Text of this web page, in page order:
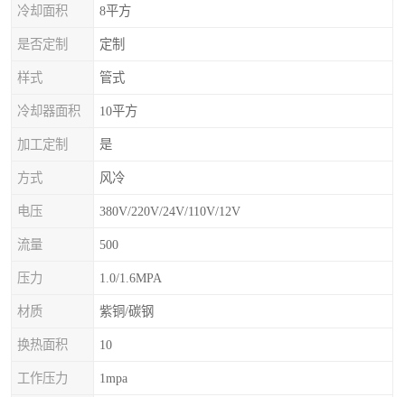
冷却面积 8平方
是否定制 定制
样式 管式
冷却器面积 10平方
加工定制 是
方式 风冷
电压 380V/220V/24V/110V/12V
流量 500
压力 1.0/1.6MPA
材质 紫铜/碳钢
换热面积 10
工作压力 1mpa